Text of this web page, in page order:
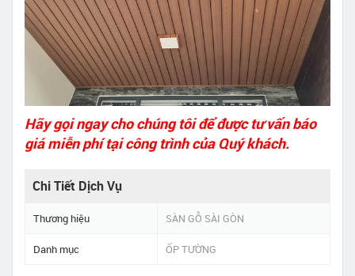
Hãy gọi ngay cho chúng tôi để được tư vấn báo
giá miễn phí tại công trình của Quý khách.
Chi Tiết Dịch Vụ
Thương hiệu SÀN GỖ SÀI GÒN
Danh mục ỐP TƯỜNG